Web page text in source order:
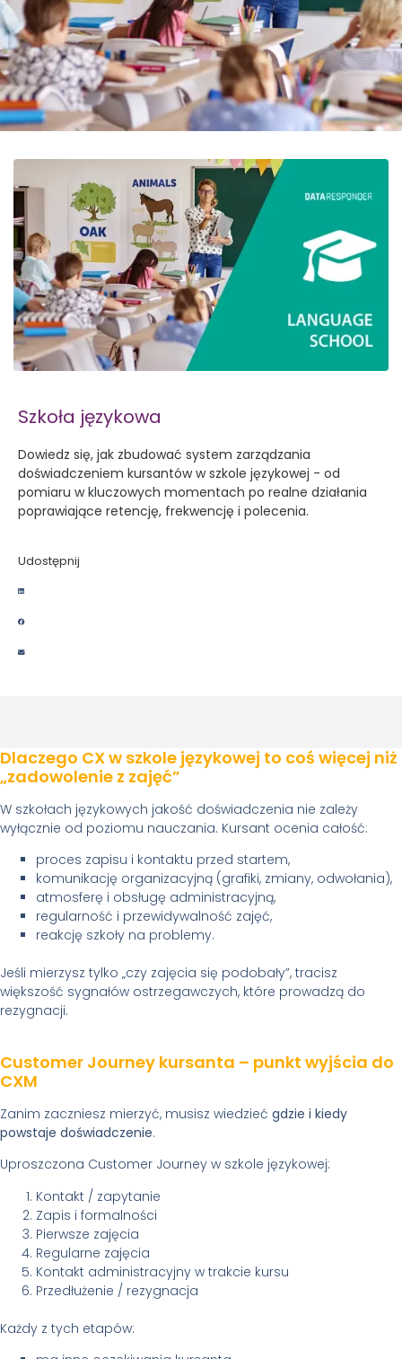
Szkoła językowa
Dowiedz się, jak zbudować system zarządzania
doświadczeniem kursantów w szkole językowej - od
pomiaru w kluczowych momentach po realne działania
poprawiające retencję, frekwencję i polecenia.
Udostępnij
Dlaczego CX w szkole językowej to coś więcej niż
„zadowolenie z zajęć”
W szkołach językowych jakość doświadczenia nie zależy
wyłącznie od poziomu nauczania. Kursant ocenia całość:
proces zapisu i kontaktu przed startem,
komunikację organizacyjną (grafiki, zmiany, odwołania),
atmosferę i obsługę administracyjną,
regularność i przewidywalność zajęć,
reakcję szkoły na problemy.
Jeśli mierzysz tylko „czy zajęcia się podobały”, tracisz
większość sygnałów ostrzegawczych, które prowadzą do
rezygnacji.
Customer Journey kursanta – punkt wyjścia do
CXM
Zanim zaczniesz mierzyć, musisz wiedzieć gdzie i kiedy
powstaje doświadczenie.
Uproszczona Customer Journey w szkole językowej:
Kontakt / zapytanie
Zapis i formalności
Pierwsze zajęcia
Regularne zajęcia
Kontakt administracyjny w trakcie kursu
Przedłużenie / rezygnacja
Każdy z tych etapów: